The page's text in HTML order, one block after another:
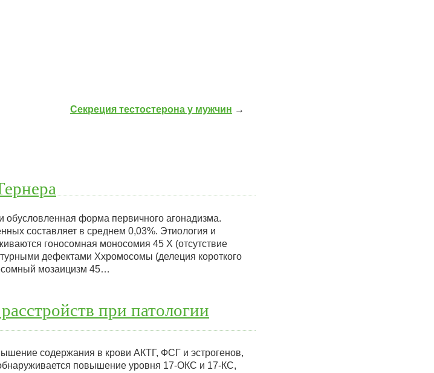
Секреция тестостерона у мужчин →
обусловленная форма первичного агонадизма.
составляет в среднем 0,03%. Этиология и
гоносомная моносомия 45 X (отсутствие
дефектами Ххромосомы (делеция короткого
мозаицизм 45…
при патологии
содержания в крови АКТГ, ФСГ и эстрогенов,
повышение уровня 17-ОКС и 17-КС,